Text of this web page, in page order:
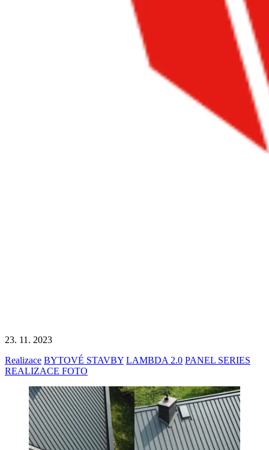
23. 11. 2023
Realizace BYTOVÉ STAVBY LAMBDA 2.0 PANEL SERIES
REALIZACE FOTO